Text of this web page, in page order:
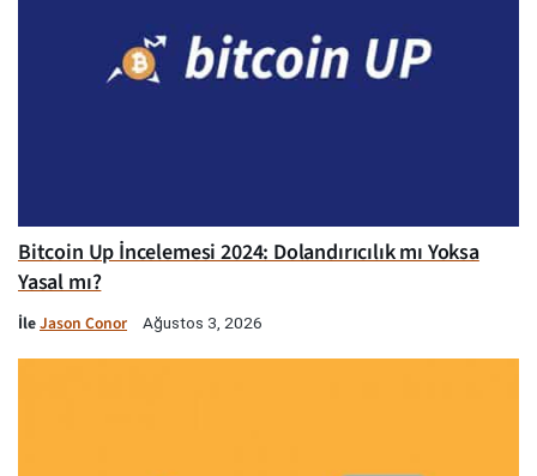
Bitcoin Up İncelemesi 2024: Dolandırıcılık mı Yoksa
Yasal mı?
İleJason Conor Ağustos 3, 2026